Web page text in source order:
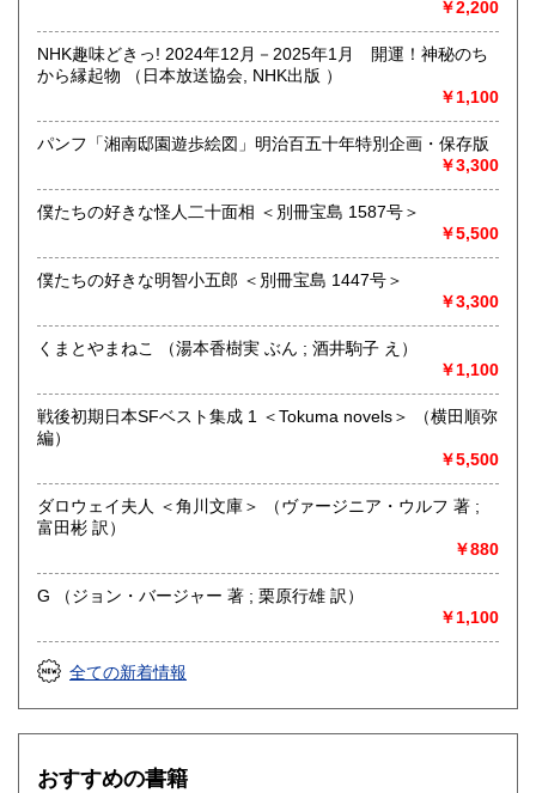
「日本の古本屋」で販売している古本は、隣りの「文化磁場
油や」で一部展示販売も春～秋にしています、堀辰雄、立原
道造、加藤周一などのゆかりの土地柄です。信州にお越しの
沿線名：しなの鉄道
営業時間：12:00〜17:00
定休日：火・水曜日(夏季:毎日営業、冬季:天気次第)
◇近隣であれば書籍の買取をしています。少数であれば店へ
の持ち込み、あるいは量が多い場合はまずは電話などで相談
買取が出来る本とそうでない本があります、メール・電話等
で連絡頂ければと思います。
取り扱い分野
哲学宗教、歴史、社会科学、美術工芸、外国文学、趣味、サ
ブカルチャー、古書一般（その他）
￥2,200
NHK趣味どきっ! 2024年12月－2025年1月 開運！神秘のち
から縁起物 （日本放送協会, NHK出版 ）
￥1,100
パンフ「湘南邸園遊歩絵図」明治百五十年特別企画・保存版
￥3,300
僕たちの好きな怪人二十面相 ＜別冊宝島 1587号＞
￥5,500
僕たちの好きな明智小五郎 ＜別冊宝島 1447号＞
￥3,300
くまとやまねこ （湯本香樹実 ぶん ; 酒井駒子 え）
￥1,100
戦後初期日本SFベスト集成 1 ＜Tokuma novels＞ （横田順弥
編）
￥5,500
ダロウェイ夫人 ＜角川文庫＞ （ヴァージニア・ウルフ 著 ;
富田彬 訳）
￥880
G （ジョン・バージャー 著 ; 栗原行雄 訳）
￥1,100
全ての新着情報
おすすめの書籍